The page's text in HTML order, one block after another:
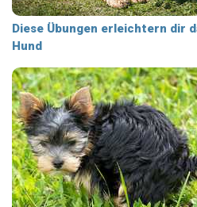
Diese Übungen erleichtern dir
Hund